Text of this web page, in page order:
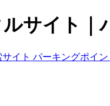
サイト｜
イト パーキングポイン